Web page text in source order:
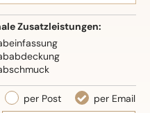
Zusatzleistungen: